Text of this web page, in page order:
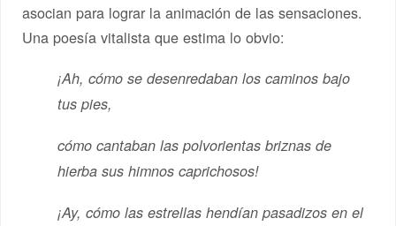
asocian para lograr la animación de las sensaciones.
Una poesía vitalista que estima lo obvio:
¡Ah, cómo se desenredaban los caminos bajo
tus pies,
cómo cantaban las polvorientas briznas de
hierba sus himnos caprichosos!
¡Ay, cómo las estrellas hendían pasadizos en el